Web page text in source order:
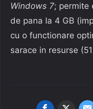
Windows 7; permite
de pana la 4 GB
cu o functionare
sarace in resurse